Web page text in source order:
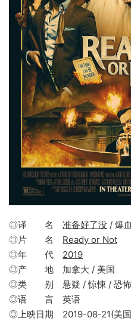
◎译 名 准备好了没 / 爆
◎片 名 Ready or Not
◎年 代 2019
◎产 地 加拿大 / 美国
◎类 别 悬疑 / 惊悚 / 恐怖
◎语 言 英语
◎上映日期 2019-08-21(美